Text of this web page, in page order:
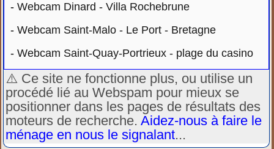
-Webcam Dinard - Villa Rochebrune
-Webcam Saint-Malo - Le Port - Bretagne
-Webcam Saint-Quay-Portrieux - plage du casino
⚠️ Ce site ne fonctionne plus, ou utilise un
procédé lié au Webspam pour mieux se
positionner dans les pages de résultats des
moteurs de recherche.Aidez-nous à faire le
ménage en nous le signalant...